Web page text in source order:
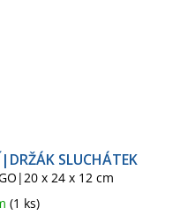
SLUCHÁTEK
x 24 x 12 cm
(1 ks)